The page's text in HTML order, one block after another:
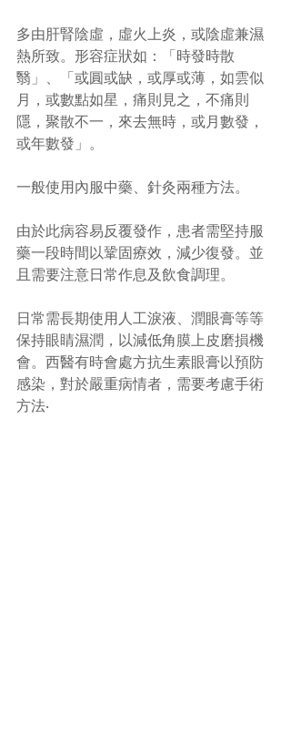
多由肝腎陰虛，虛火上炎，或陰虛兼濕
熱所致。形容症狀如：「時發時散
翳」、「或圓或缺，或厚或薄，如雲似
月，或數點如星，痛則見之，不痛則
隱，聚散不一，來去無時，或月數發，
或年數發」。
一般使用內服中藥、針灸兩種方法。
由於此病容易反覆發作，患者需堅持服
藥一段時間以鞏固療效，減少復發。並
且需要注意日常作息及飲食調理。
日常需長期使用人工淚液、潤眼膏等等
保持眼睛濕潤，以減低角膜上皮磨損機
會。西醫有時會處方抗生素眼膏以預防
感染，對於嚴重病情者，需要考慮手術
方法‧